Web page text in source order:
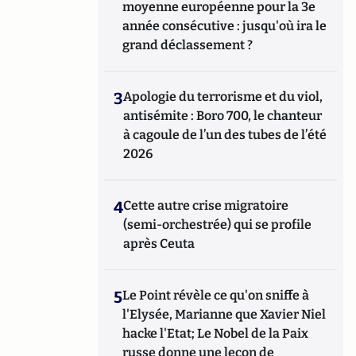
moyenne européenne pour la 3e
année consécutive : jusqu'où ira le
grand déclassement ?
3Apologie du terrorisme et du viol,
antisémite : Boro 700, le chanteur
à cagoule de l’un des tubes de l’été
2026
4Cette autre crise migratoire
(semi-orchestrée) qui se profile
après Ceuta
5Le Point révèle ce qu'on sniffe à
l'Elysée, Marianne que Xavier Niel
hacke l'Etat; Le Nobel de la Paix
russe donne une leçon de